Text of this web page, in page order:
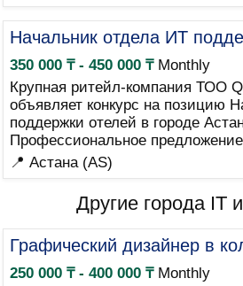
Начальник отдела ИТ
350 000 ₸ - 450 000 ₸Monthly
Крупная ритейл-компания ТОО
объявляет конкурс на позицию
поддержки отелей в городе
Профессиональное
📍 Астана (AS)
Другие города IT
Графический дизайнер в
250 000 ₸ - 400 000 ₸Monthly